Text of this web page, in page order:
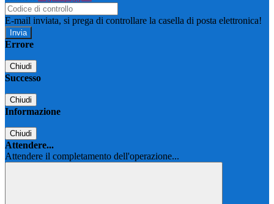
E-mail inviata, si prega di controllare la casella di posta elettronica!
Errore
Chiudi
Successo
Chiudi
Informazione
Chiudi
Attendere...
Attendere il completamento dell'operazione...